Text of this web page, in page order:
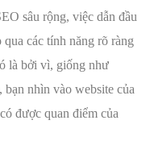
sâu rộng, việc dẫn đầu
các tính năng rõ ràng
là bởi vì, giống như
nhìn vào website của
được quan điểm của